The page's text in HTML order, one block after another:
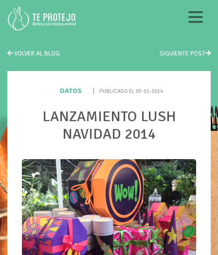
VOLVER AL BLOG SIGUIENTE POST
DATOS PUBLICADO EL 05-11-2014
LANZAMIENTO LUSH
NAVIDAD 2014